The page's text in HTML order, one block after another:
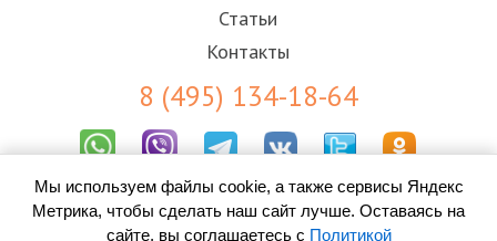
Статьи
Контакты
8 (495) 134-18-64
Результаты СОУТ
Пользовательское соглашение
Политика конфиденциальности (ПОПД)
Мы используем файлы cookie, а также сервисы Яндекс
Метрика, чтобы сделать наш сайт лучше. Оставаясь на
сайте, вы соглашаетесь с Политикой